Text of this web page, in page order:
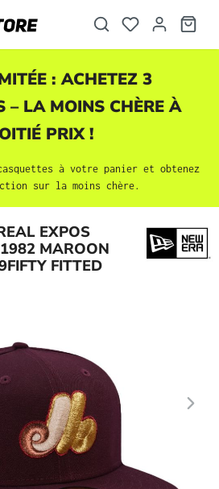
: ACHETEZ 3
– LA MOINS CHÈRE À
PRIX !
à votre panier et obtenez
sur la moins chère.
EXPOS
MAROON
FITTED